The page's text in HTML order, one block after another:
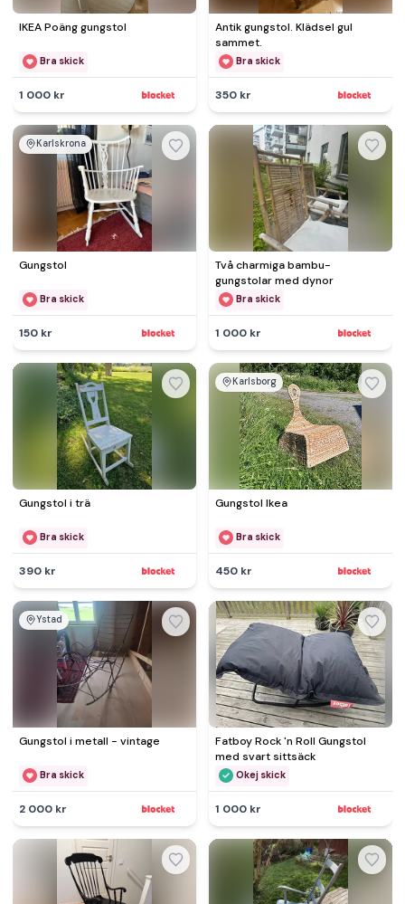
IKEA Poäng gungstol
Bra skick
1 000 kr
Antik gungstol. Klädsel gul
sammet.
Bra skick
350 kr
Karlskrona
Gungstol
Bra skick
150 kr
Två charmiga bambu-
gungstolar med dynor
Bra skick
1 000 kr
Gungstol i trä
Bra skick
390 kr
Karlsborg
Gungstol Ikea
Bra skick
450 kr
Ystad
Gungstol i metall - vintage
Bra skick
2 000 kr
Fatboy Rock 'n Roll Gungstol
med svart sittsäck
Okej skick
1 000 kr